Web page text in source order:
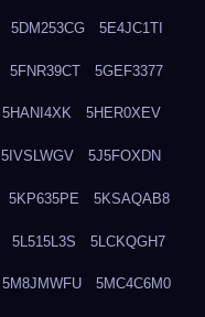
5DM253CG 5E4JC1TI
5FNR39CT 5GEF3377
5HANI4XK 5HER0XEV
5IVSLWGV 5J5FOXDN
5KP635PE 5KSAQAB8
5L515L3S 5LCKQGH7
5M8JMWFU 5MC4C6M0